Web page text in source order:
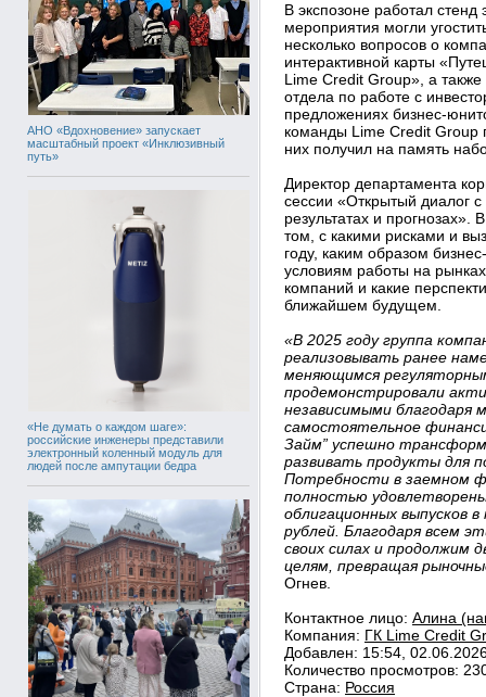
АНО «Вдохновение» запускает
масштабный проект «Инклюзивный
путь»
«Не думать о каждом шаге»:
российские инженеры представили
электронный коленный модуль для
людей после ампутации бедра
В экспозоне работал стенд
мероприятия могли
несколько вопросов о
интерактивной карты
Lime Credit Group», а также
отдела по работе с
предложениях бизнес-
команды Lime Credit Group
них получил на память
Директор департамента
сессии «Открытый диалог
результатах и
том, с какими рисками и
году, каким образом
условиям работы на
компаний и какие
ближайшем будущем.
«В 2025 году группа
реализовывать ранее
меняющимся
продемонстрировали
независимыми благодаря
самостоятельное
Займ” успешно
развивать продукты для
Потребности в заемном
полностью
облигационных выпусков
рублей. Благодаря всем
своих силах и продолжим
целям, превращая
Огнев.
Контактное лицо: Алина
Компания: ГК Lime Credit
Добавлен: 15:54,
Количество просмотров:
Страна: Россия